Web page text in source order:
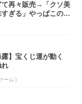
て再々販売→「クソ美
ぎる」やっぱこのク
露】宝くじ運が動く
れ
ーム )